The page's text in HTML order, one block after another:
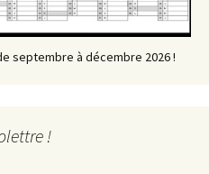
septembre à décembre 2026 !
!